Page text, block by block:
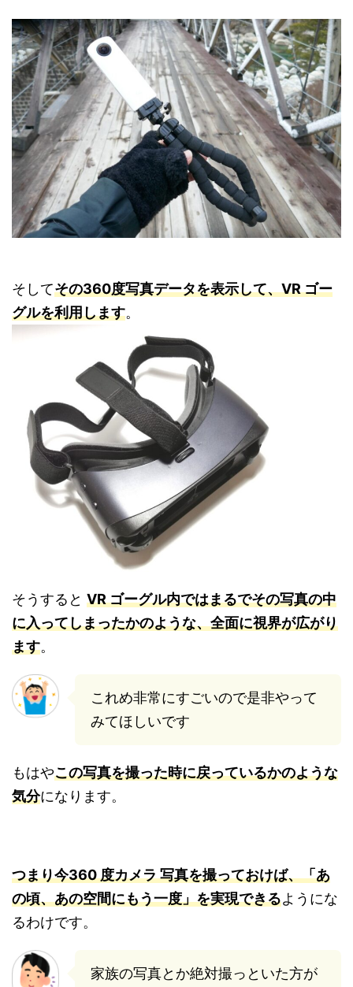
そしてその360度写真データを表示して、VR ゴー
グルを利用します。
そうすると VR ゴーグル内ではまるでその写真の中
に入ってしまったかのような、全面に視界が広がり
ます。
これめ非常にすごいので是非やって
みてほしいです
もはやこの写真を撮った時に戻っているかのような
気分になります。
つまり今360 度カメラ 写真を撮っておけば、「あ
の頃、あの空間にもう一度」を実現できるようにな
るわけです。
家族の写真とか絶対撮っといた方が